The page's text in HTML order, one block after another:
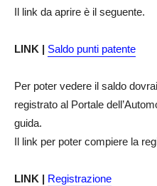
Il link da aprire è il seguente.
LINK | Saldo punti patente
Per poter vedere il saldo
registrato al Portale
guida.
Il link per poter compiere la
LINK | Registrazione